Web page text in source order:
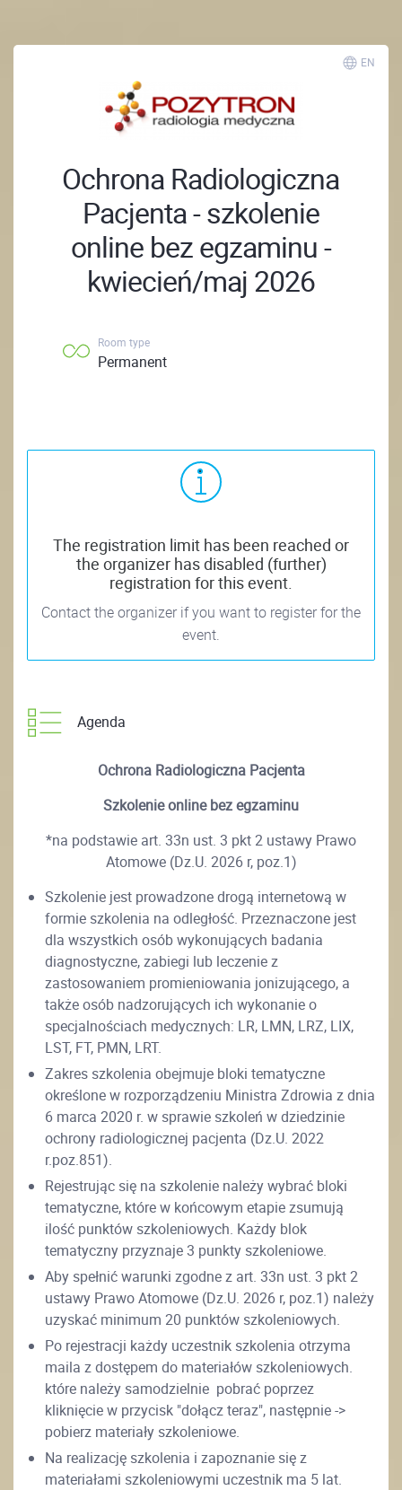
EN
Ochrona Radiologiczna
Pacjenta - szkolenie
online bez egzaminu -
kwiecień/maj 2026
Room type
Permanent
The registration limit has been reached or
the organizer has disabled (further)
registration for this event.
Contact the organizer if you want to register for the
event.
Agenda
Ochrona Radiologiczna Pacjenta
Szkolenie online bez egzaminu
*na podstawie art. 33n ust. 3 pkt 2 ustawy Prawo
Atomowe (Dz.U. 2026 r, poz.1)
Szkolenie jest prowadzone drogą internetową w
formie szkolenia na odległość. Przeznaczone jest
dla wszystkich osób wykonujących badania
diagnostyczne, zabiegi lub leczenie z
zastosowaniem promieniowania jonizującego, a
także osób nadzorujących ich wykonanie o
specjalnościach medycznych: LR, LMN, LRZ, LIX,
LST, FT, PMN, LRT.
Zakres szkolenia obejmuje bloki tematyczne
określone w rozporządzeniu Ministra Zdrowia z dnia
6 marca 2020 r. w sprawie szkoleń w dziedzinie
ochrony radiologicznej pacjenta (Dz.U. 2022
r.poz.851).
Rejestrując się na szkolenie należy wybrać bloki
tematyczne, które w końcowym etapie zsumują
ilość punktów szkoleniowych. Każdy blok
tematyczny przyznaje 3 punkty szkoleniowe.
Aby spełnić warunki zgodne z art. 33n ust. 3 pkt 2
ustawy Prawo Atomowe (Dz.U. 2026 r, poz.1) należy
uzyskać minimum 20 punktów szkoleniowych.
Po rejestracji każdy uczestnik szkolenia otrzyma
maila z dostępem do materiałów szkoleniowych.
które należy samodzielnie pobrać poprzez
kliknięcie w przycisk "dołącz teraz", następnie ->
pobierz materiały szkoleniowe.
Na realizację szkolenia i zapoznanie się z
materiałami szkoleniowymi uczestnik ma 5 lat.